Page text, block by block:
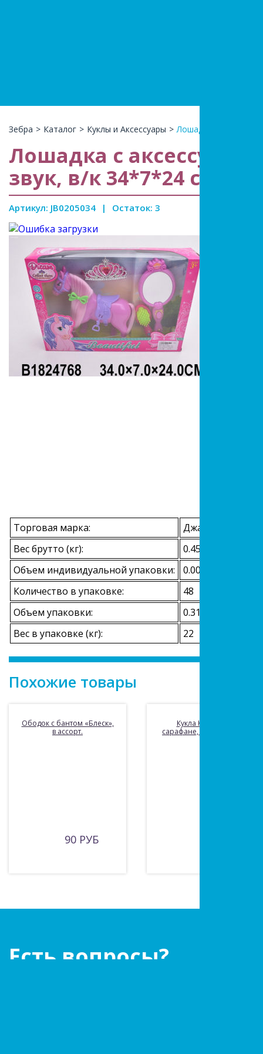
Зебра > Каталог > Куклы и Аксессуары > Лошадка с
Лошадка с
звук, в/к 34*7*24 см
Артикул: JB0205034 | Остаток: 3
Торговая марка:
Джамбо Тойз
Вес брутто (кг):
0.458
Объем индивидуальной упаковки:
0.0065
Количество в упаковке:
48
Объем упаковки:
0.312
Вес в упаковке (кг):
22
Похожие товары
Ободок с бантом «Блеск»,
в ассорт.
90 РУБ
Кукла Катенька в
сарафане, пакет. 16,5 см.
Есть вопросы?